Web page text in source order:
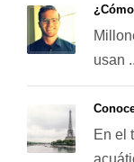
usan
En el